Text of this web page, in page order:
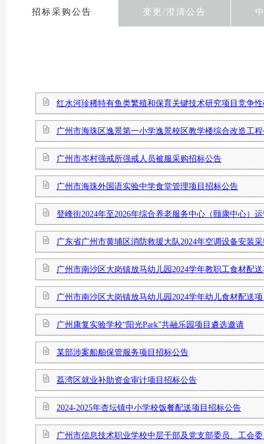
招标采购公告 变更/澄清公告
红水河珍稀特有鱼类繁殖和保育关键技术研究项目竞争
广州市海珠区逸景第一小学逸景校区教学楼综合改造工
广州市岑村强戒所强戒人员被服采购招标公告
广州市海珠外国语实验中学食堂管理项目招标公告
登峰街2024年至2026年综合养老服务中心（颐康中心）
广东省广州市黄埔区消防救援大队2024年空调设备安装
广州市南沙区大岗镇放马幼儿园2024学年教职工食材配
广州市南沙区大岗镇放马幼儿园2024学年幼儿食材配送
广州康复实验学校“阳光Park”共融乐园项目遴选邀请
某部涉案船舶保管服务项目招标公告
荔湾区就业补助资金审计项目招标公告
2024-2025年杏坛镇中小学校饭餐配送项目招标公告
广州市信息技术职业学校中层干部及党支部委员、工会